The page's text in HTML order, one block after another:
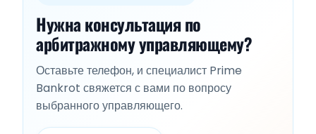
Нужна консультация по
арбитражному управляющему?
Оставьте телефон, и специалист Prime
Bankrot свяжется с вами по вопросу
выбранного управляющего.